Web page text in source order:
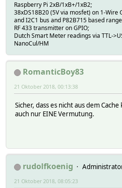
Raspberry Pi 2xB/1xB+/1xB2;
38xDS18B20 (5V via mosfet) on 1-Wire
and I2C1 bus and P82B715 based
RF 433 transmitter on GPIO;
Dutch Smart Meter readings via TTL-
NanoCul/HM
RomanticBoy83
21 Oktober 2018, 00:13:38
Sicher, dass es nicht aus dem
auch nur EINE Vermutung.
rudolfkoenig
21 Oktober 2018, 08:05:23